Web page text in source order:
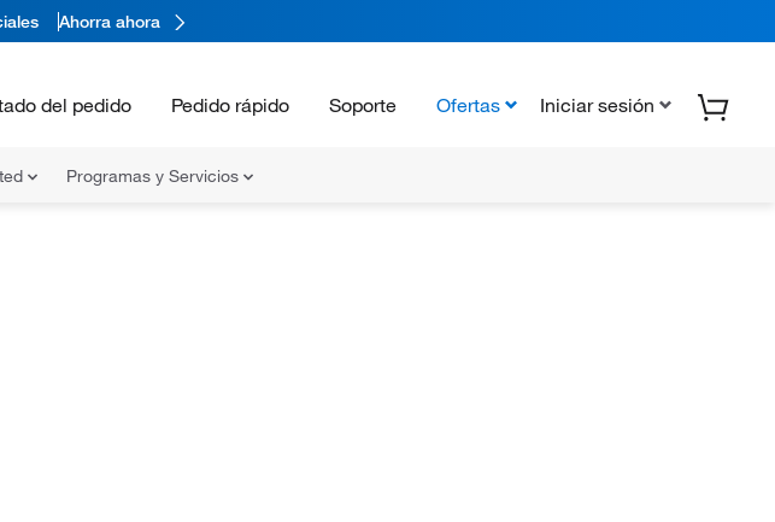
Ahorra ahora
del pedido Pedido rápido Soporte Ofertas Iniciar sesión
Programas y Servicios